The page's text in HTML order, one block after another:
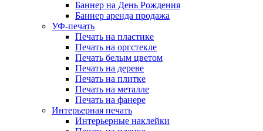
Баннер на День Рождения
Баннер аренда продажа
УФ-печать
Печать на пластике
Печать на оргстекле
Печать белым цветом
Печать на дереве
Печать на плитке
Печать на металле
Печать на фанере
Интерьерная печать
Интерьерные наклейки